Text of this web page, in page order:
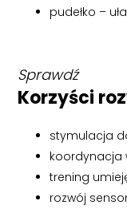
pudełko –
Sprawdź
Korzyści
stymulacja
koordynacja
trening
rozwój